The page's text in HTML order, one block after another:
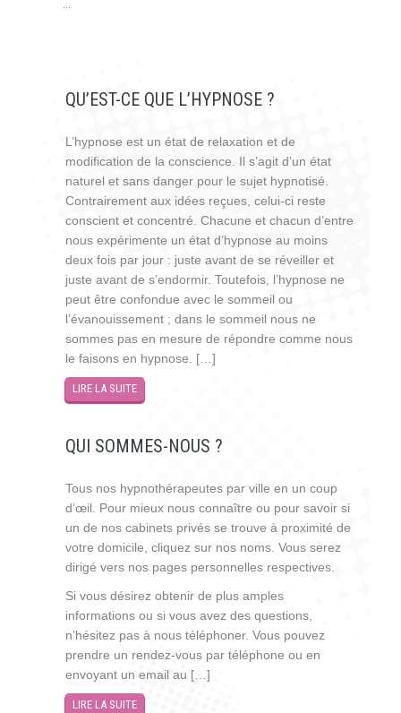
QU’EST-CE QUE L’HYPNOSE ?
L’hypnose est un état de relaxation et de
modification de la conscience. Il s’agit d’un état
naturel et sans danger pour le sujet hypnotisé.
Contrairement aux idées reçues, celui-ci reste
conscient et concentré. Chacune et chacun d’entre
nous expérimente un état d’hypnose au moins
deux fois par jour : juste avant de se réveiller et
juste avant de s’endormir. Toutefois, l’hypnose ne
peut être confondue avec le sommeil ou
l’évanouissement ; dans le sommeil nous ne
sommes pas en mesure de répondre comme nous
le faisons en hypnose. […]
LIRE LA SUITE
QUI SOMMES-NOUS ?
Tous nos hypnothérapeutes par ville en un coup
d’œil. Pour mieux nous connaître ou pour savoir si
un de nos cabinets privés se trouve à proximité de
votre domicile, cliquez sur nos noms. Vous serez
dirigé vers nos pages personnelles respectives.
Si vous désirez obtenir de plus amples
informations ou si vous avez des questions,
n’hésitez pas à nous téléphoner. Vous pouvez
prendre un rendez-vous par téléphone ou en
envoyant un email au […]
LIRE LA SUITE